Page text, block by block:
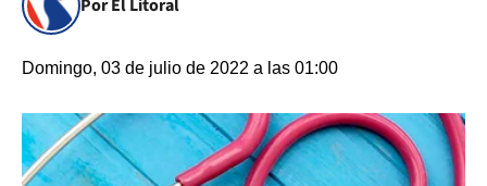
Por El Litoral
Domingo, 03 de julio de 2022 a las 01:00